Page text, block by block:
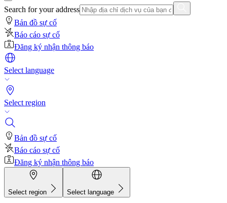
Search for your address
Bản đồ sự cố
Báo cáo sự cố
Đăng ký nhận thông báo
Select language
Select region
Bản đồ sự cố
Báo cáo sự cố
Đăng ký nhận thông báo
Select region Select language